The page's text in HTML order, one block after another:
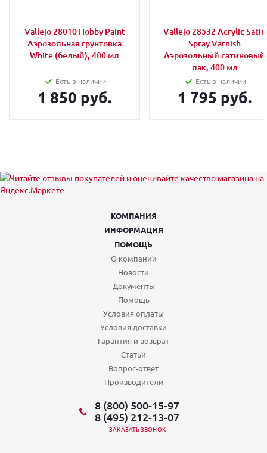
Vallejo 28010 Hobby Paint
Аэрозольная грунтовка
White (белый), 400 мл
Есть в наличии
1 850 руб.
Vallejo 28532 Acrylic Satin
Spray Varnish
Аэрозольный сатиновый
лак, 400 мл
Есть в наличии
1 795 руб.
КОМПАНИЯ
ИНФОРМАЦИЯ
ПОМОЩЬ
О компании
Новости
Документы
Помощь
Условия оплаты
Условия доставки
Гарантия и возврат
Статьи
Вопрос-ответ
Производители
8 (800) 500-15-97
8 (495) 212-13-07
ЗАКАЗАТЬ ЗВОНОК